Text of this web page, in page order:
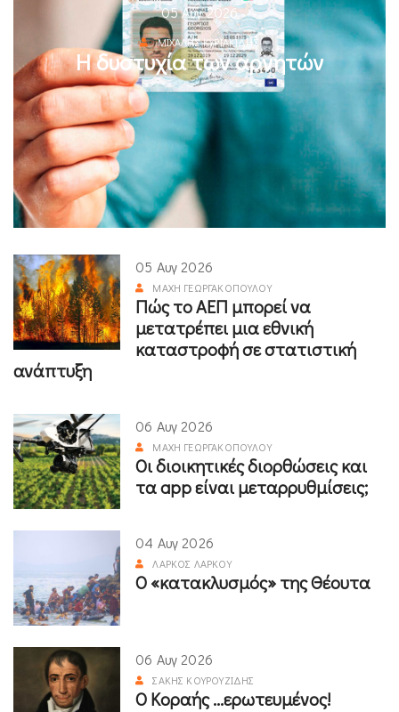
05 Αυγ 2026
ΜΙΧΆΛΗΣ ΚΥΡΙΑΚΊΔΗΣ
Η δυστυχία των αρνητών
05 Αυγ 2026
ΜΆΧΗ ΓΕΩΡΓΑΚΟΠΟΎΛΟΥ
Πώς το ΑΕΠ μπορεί να
μετατρέπει μια εθνική
καταστροφή σε στατιστική
ανάπτυξη
06 Αυγ 2026
ΜΆΧΗ ΓΕΩΡΓΑΚΟΠΟΎΛΟΥ
Οι διοικητικές διορθώσεις και
τα app είναι μεταρρυθμίσεις;
04 Αυγ 2026
ΛΆΡΚΟΣ ΛΆΡΚΟΥ
Ο «κατακλυσμός» της Θέουτα
06 Αυγ 2026
ΣΆΚΗΣ ΚΟΥΡΟΥΖΊΔΗΣ
Ο Κοραής ...ερωτευμένος!